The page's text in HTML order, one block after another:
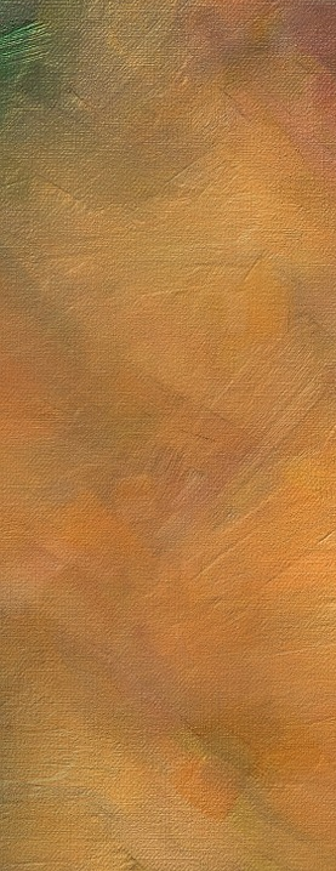
Sol. 13, 16, 17, 23 y 30 de mayo de
Sol. 23 de abril de 2026
Sol. 12 y 13 de marzo de 2026